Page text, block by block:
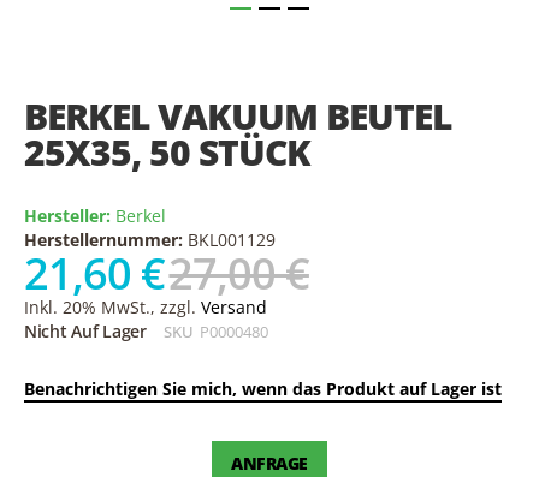
BERKEL VAKUUM BEUTEL
25X35, 50 STÜCK
Hersteller: Berkel
Herstellernummer: BKL001129
21,60 €27,00 €
Inkl. 20% MwSt., zzgl. Versand
Nicht Auf Lager
SKU P0000480
Benachrichtigen Sie mich, wenn das Produkt auf Lager ist
ANFRAGE
beginning
of
the
gallery